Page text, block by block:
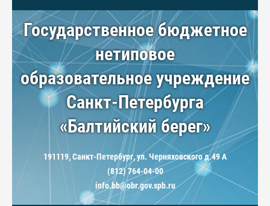
Государственное бюджетное
нетиповое
образовательное учреждение
Санкт-Петербурга
«Балтийский берег»
191119, Санкт-Петербург, ул. Черняховского д.49 А
(812) 764-04-00
info.bb@obr.gov.spb.ru